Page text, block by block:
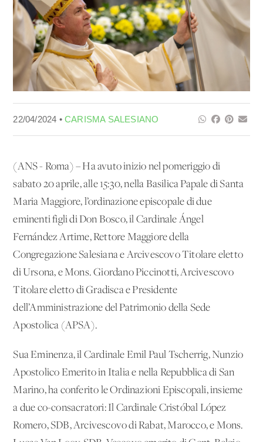
22/04/2024 •CARISMA SALESIANO
(ANS - Roma) – Ha avuto inizio nel pomeriggio di
sabato 20 aprile, alle 15:30, nella Basilica Papale di Santa
Maria Maggiore, l’ordinazione episcopale di due
eminenti figli di Don Bosco, il Cardinale Ángel
Fernández Artime, Rettore Maggiore della
Congregazione Salesiana e Arcivescovo Titolare eletto
di Ursona, e Mons. Giordano Piccinotti, Arcivescovo
Titolare eletto di Gradisca e Presidente
dell’Amministrazione del Patrimonio della Sede
Apostolica (APSA).
Sua Eminenza, il Cardinale Emil Paul Tscherrig, Nunzio
Apostolico Emerito in Italia e nella Repubblica di San
Marino, ha conferito le Ordinazioni Episcopali, insieme
a due co-consacratori: Il Cardinale Cristóbal López
Romero, SDB, Arcivescovo di Rabat, Marocco, e Mons.